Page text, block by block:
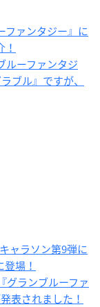
ファンタジー』に
ルーファンタジ
ブル』ですが、
ャラソン第9弾に
場！
グランブルーファ
表されました！